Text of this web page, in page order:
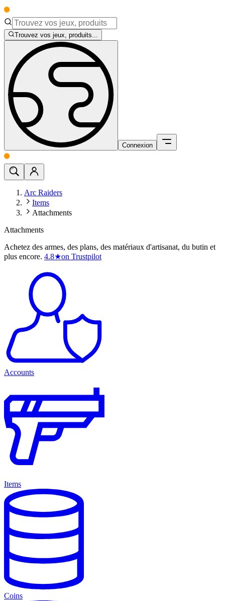
Trouvez vos jeux, produits...
Connexion
Arc Raiders
Items
Attachments
Attachments
Achetez des armes, des plans, des matériaux d'artisanat, du butin et
plus encore. 4.8★on Trustpilot
Accounts
Items
Coins